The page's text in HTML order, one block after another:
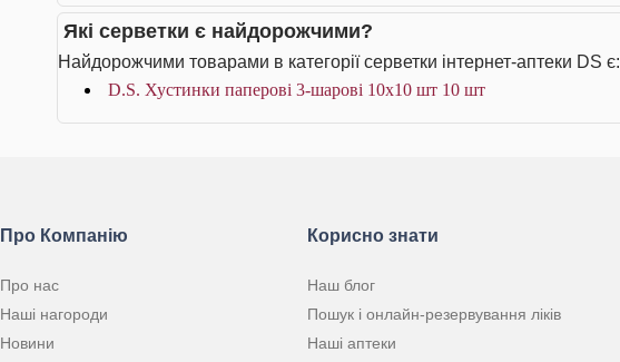
Які серветки є найдорожчими?
Найдорожчими товарами в категорії серветки інтернет-аптеки DS є:
D.S. Хустинки паперові 3-шарові 10х10 шт 10 шт
Про Компанію
Про нас
Наші нагороди
Новини
Корисно знати
Наш блог
Пошук і онлайн-резервування ліків
Наші аптеки